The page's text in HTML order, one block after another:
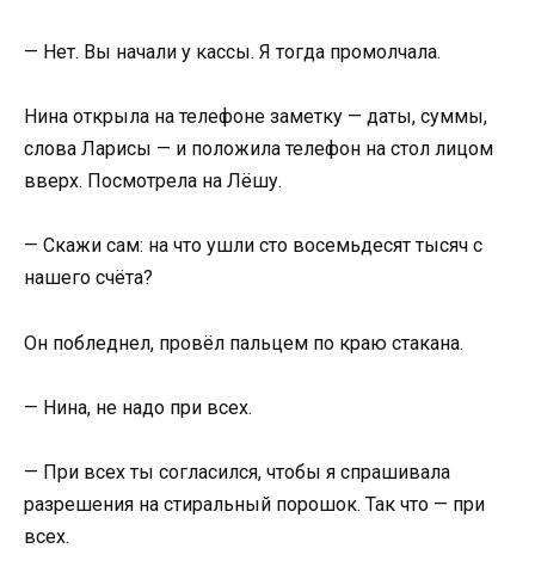
— Нет. Вы начали у кассы. Я тогда промолчала.
Нина открыла на телефоне заметку — даты, суммы,
слова Ларисы — и положила телефон на стол лицом
вверх. Посмотрела на Лёшу.
— Скажи сам: на что ушли сто восемьдесят тысяч с
нашего счёта?
Он побледнел, провёл пальцем по краю стакана.
— Нина, не надо при всех.
— При всех ты согласился, чтобы я спрашивала
разрешения на стиральный порошок. Так что — при
всех.